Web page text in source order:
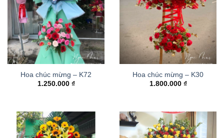
Hoa chúc mừng – K72
1.250.000 ₫
Hoa chúc mừng – K30
1.800.000 ₫